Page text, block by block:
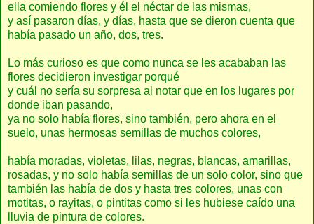
ella comiendo flores y él el néctar de las mismas,
y así pasaron días, y días, hasta que se dieron cuenta que
había pasado un año, dos, tres.
Lo más curioso es que como nunca se les acababan las
flores decidieron investigar porqué
y cuál no sería su sorpresa al notar que en los lugares por
donde iban pasando,
ya no solo había flores, sino también, pero ahora en el
suelo, unas hermosas semillas de muchos colores,
había moradas, violetas, lilas, negras, blancas, amarillas,
rosadas, y no solo había semillas de un solo color, sino que
también las había de dos y hasta tres colores, unas con
motitas, o rayitas, o pintitas como si les hubiese caído una
lluvia de pintura de colores.